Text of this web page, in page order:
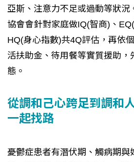
亞斯、注意力不足或過動等狀況
協會會針對家庭做IQ(智商)、
HQ(身心指數)共4Q評估，再依
活扶助金、待用餐等實質援助，
態。
從調和己心跨足到調和
一起找路
憂鬱症患者有潛伏期、觸病期與